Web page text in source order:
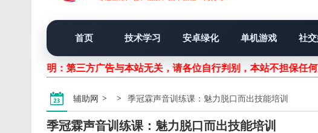
首页 技术学习 安卓绿化 单机游戏 社
声明：第三方广告与本站无关，请各位自行判别，本站不担保
辅助网 季冠霖声音训练课：魅力脱口而出技能培训
季冠霖声音训练课：魅力脱口而出技能培训